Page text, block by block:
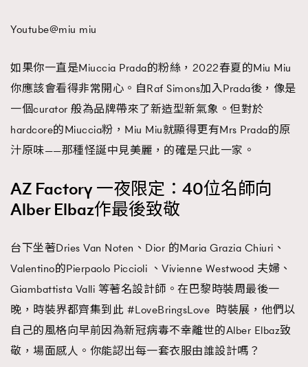
TRENDING
AFrenchMind
DressLikeAParisienne
EmpowerF
FashionWeek FigaroAesthetic
Youtube@miu miu
如果你一直是Miuccia Prada的粉絲，2022春夏的Miu Miu
你應該會看得非常開心。自Raf Simons加入Prada後，像是
一個curator 般為品牌帶來了新造型新氣象。但對於
hardcore的Miuccia粉，Miu Miu就顯得更有Mrs Prada的原
汁原味——那種怪誕中見美麗，的確是只此一家。
AZ Factory 一夜限定：40位名師向
Alber Elbaz作最後致敬
台下坐著Dries Van Noten、Dior 的Maria Grazia Chiuri、
Valentino的Pierpaolo Piccioli 、Vivienne Westwood 夫婦、
Giambattista Valli 等著名設計師。在巴黎時裝周最後一
晚，時裝界都齊集到此 #LoveBringsLove 時裝展，他們以
自己的風格向早前因為新冠病毒不幸離世的Alber Elbaz致
敬，場面感人。你能認出每一套衣服由誰設計嗎？